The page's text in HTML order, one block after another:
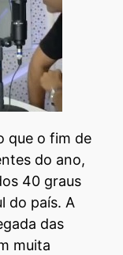
que o fim de
do ano,
40 graus
do país. A
das
muita